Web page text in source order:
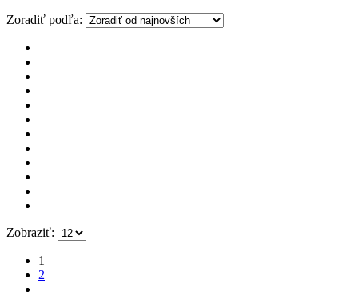
Zoradiť podľa:
Zobraziť:
1
2